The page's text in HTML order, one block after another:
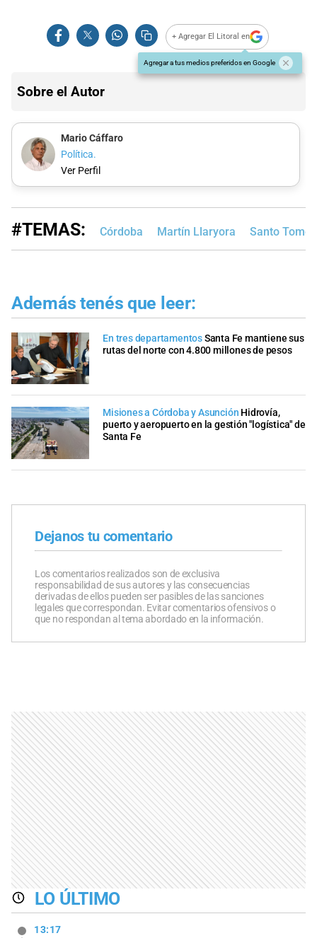
+ Agregar El Litoral en
Agregar a tus medios preferidos en Google
Sobre el Autor
Mario Cáffaro
Política.
Ver Perfil
#TEMAS: Córdoba Martín Llaryora Santo Tomé
Además tenés que leer:
En tres departamentosSanta Fe mantiene sus
rutas del norte con 4.800 millones de pesos
Misiones a Córdoba y Asunción Hidrovía,
puerto y aeropuerto en la gestión "logística" de
Santa Fe
Dejanos tu comentario
Los comentarios realizados son de exclusiva
responsabilidad de sus autores y las consecuencias
derivadas de ellos pueden ser pasibles de las sanciones
legales que correspondan. Evitar comentarios ofensivos o
que no respondan al tema abordado en la información.
LO ÚLTIMO
13:17